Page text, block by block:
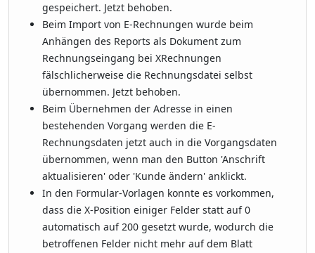
gespeichert. Jetzt behoben.
Beim Import von E-Rechnungen wurde beim
Anhängen des Reports als Dokument zum
Rechnungseingang bei XRechnungen
fälschlicherweise die Rechnungsdatei selbst
übernommen. Jetzt behoben.
Beim Übernehmen der Adresse in einen
bestehenden Vorgang werden die E-
Rechnungsdaten jetzt auch in die Vorgangsdaten
übernommen, wenn man den Button 'Anschrift
aktualisieren' oder 'Kunde ändern' anklickt.
In den Formular-Vorlagen konnte es vorkommen,
dass die X-Position einiger Felder statt auf 0
automatisch auf 200 gesetzt wurde, wodurch die
betroffenen Felder nicht mehr auf dem Blatt